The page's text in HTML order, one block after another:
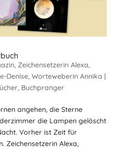
, Zeichensetzerin Alexa,
Denise, Worteweberin Annika |
, Buchpranger
angehen, die Sterne
die Lampen gelöscht
Vorher ist Zeit für
Zeichensetzerin Alexa,